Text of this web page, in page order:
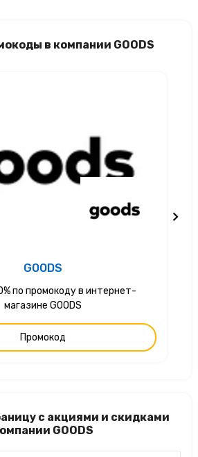
в компании GOODS
GOODS
по промокоду в интернет-
магазине GOODS
Промокод
с акциями и скидками
GOODS